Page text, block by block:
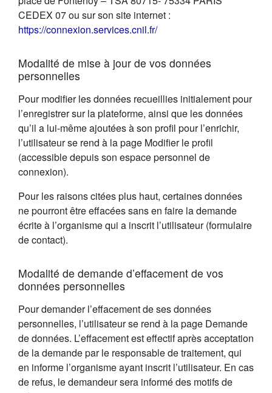
CEDEX 07 ou sur son site internet :
https://connexion.services.cnil.fr/(s'ouvre dans un nouvel
Modalité de mise à jour de vos données
personnelles
Pour modifier les données recueillies initialement pour
l’enregistrer sur la plateforme, ainsi que les données
qu’il a lui-même ajoutées à son profil pour l’enrichir,
l’utilisateur se rend à la page Modifier le profil
(accessible depuis son espace personnel de
connexion).
Pour les raisons citées plus haut, certaines données
ne pourront être effacées sans en faire la demande
écrite à l’organisme qui a inscrit l’utilisateur (formulaire
de contact).
Modalité de demande d’effacement de vos
données personnelles
Pour demander l’effacement de ses données
personnelles, l’utilisateur se rend à la page Demande
de données. L’effacement est effectif après acceptation
de la demande par le responsable de traitement, qui
en informe l’organisme ayant inscrit l’utilisateur. En cas
de refus, le demandeur sera informé des motifs de